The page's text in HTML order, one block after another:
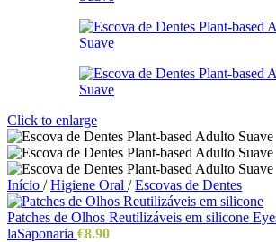
Click to enlarge
Início / Higiene Oral / Escovas de Dentes
Patches de Olhos Reutilizáveis em silicone
laSaponaria €8.90